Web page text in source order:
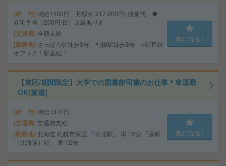
給 与 時給1400円 月収例 217,000円+残業代 ◆
在宅手当（200円/日）支給あり♪
交通費 全額支給
勤務地 さっぽろ駅徒歩3分、札幌駅徒歩3分 ※駅直結
オフィス！駅直結！
気になる!
【東区/期間限定】大学での図書館司書のお仕事＊車通勤
OK[派遣]
給 与 時給1370円
交通費 交通費支給
勤務地 北海道 札幌市東区 「拓北駅」 車 12分,「栄町
（北海道）駅」 車 12分
気になる!